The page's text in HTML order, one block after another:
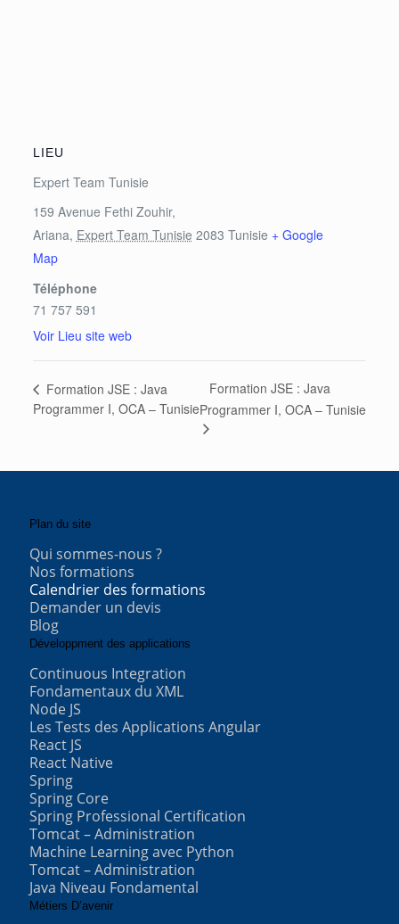
LIEU
Expert Team Tunisie
159 Avenue Fethi Zouhir,
Ariana, Expert Team Tunisie 2083 Tunisie + Google
Map
Téléphone
71 757 591
Voir Lieu site web
Formation JSE : Java
Programmer I, OCA – Tunisie
Formation JSE : Java
Programmer I, OCA – Tunisie
Plan du site
Qui sommes-nous ?
Nos formations
Calendrier des formations
Demander un devis
Blog
Développment des applications
Continuous Integration
Fondamentaux du XML
Node JS
Les Tests des Applications Angular
React JS
React Native
Spring
Spring Core
Spring Professional Certification
Tomcat – Administration
Machine Learning avec Python
Tomcat – Administration
Java Niveau Fondamental
Métiers D’avenir